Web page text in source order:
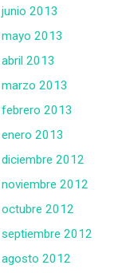
junio 2013
mayo 2013
abril 2013
marzo 2013
febrero 2013
enero 2013
diciembre 2012
noviembre 2012
octubre 2012
septiembre 2012
agosto 2012